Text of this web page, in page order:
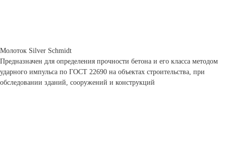
Молоток Silver Schmidt
Предназначен для определения прочности бетона и его класса методом
ударного импульса по ГОСТ 22690 на объектах строительства, при
обследовании зданий, сооружений и конструкций